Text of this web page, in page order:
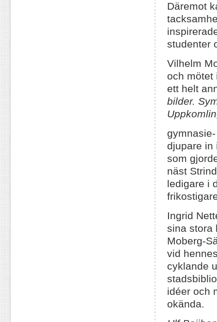
Däremot
studenter
Vilhelm
och mötet
ett helt
bilder.
djupare in
som
näst
ledigare i
Ingrid
sina stora
Moberg-
vid
cyklande
idéer och
okända.